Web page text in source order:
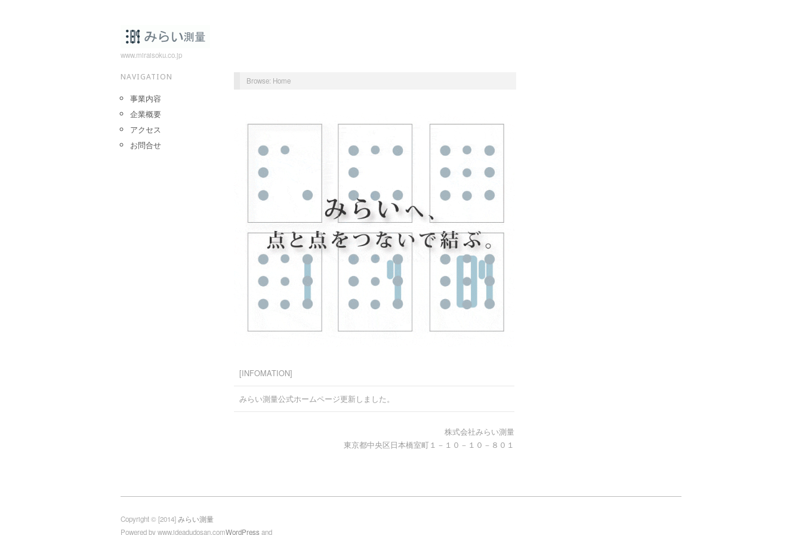
www.miraisoku.co.jp
NAVIGATION
事業内容
企業概要
アクセス
お問合せ
Browse: Home
[INFOMATION]
みらい測量公式ホームページ更新しました。
株式会社みらい測量
東京都中央区日本橋室町１－１０－１０－８０１
Copyright © [2014]みらい測量
Powered by www.ideadudosan.comWordPressand